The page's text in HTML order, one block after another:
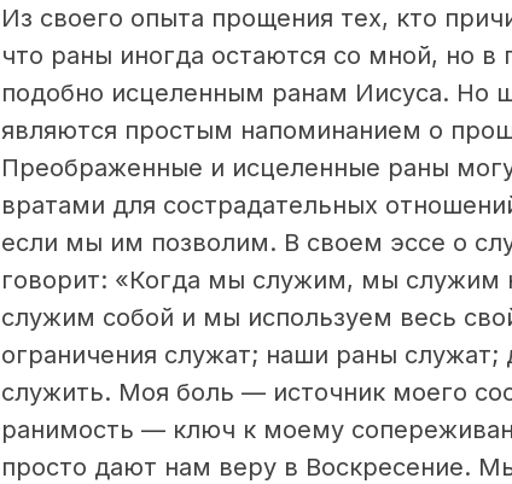
Из своего опыта прощения тех, кто
что раны иногда остаются со мной, но
подобно исцеленным ранам Иисуса. Но
являются простым напоминанием о
Преображенные и исцеленные раны
вратами для сострадательных
если мы им позволим. В своем эссе о
говорит: «Когда мы служим, мы служим
служим собой и мы используем весь
ограничения служат; наши раны
служить. Моя боль — источник моего
ранимость — ключ к моему
просто дают нам веру в Воскресение.